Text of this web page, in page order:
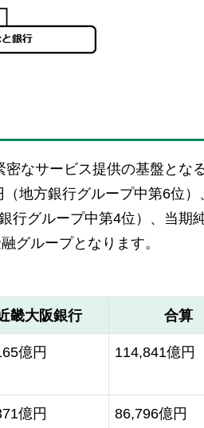
なサービス提供の基盤とな
地方銀行グループ中第6位）
行グループ中第4位）、当期
グループとなります。
畿大阪銀行 合算
億円 114,841億円
億円 86,796億円